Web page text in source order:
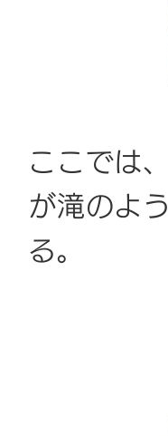
ここでは
が滝のよ
る。